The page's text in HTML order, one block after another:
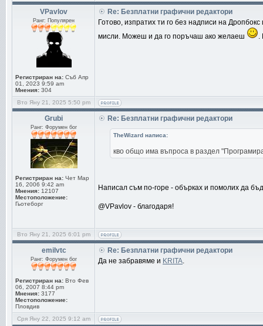
VPavlov
Ранг: Популярен
Регистриран на: Съб Апр
01, 2023 9:59 am
Мнения: 304
Re: Безплатни графични редактори
Готово, изпратих ти го без надписи на
мисли. Можеш и да го поръчаш ако желаеш
.
Вто Яну 21, 2025 5:50 pm
Grubi
Ранг: Форумен бог
Регистриран на: Чет Мар
16, 2006 9:42 am
Мнения: 12107
Местоположение:
Гьотеборг
Re: Безплатни графични редактори
TheWizard написа:
кво общо има въпроса в раздел
Написал съм по-горе - обърках и помолих да
@VPavlov - благодаря!
Вто Яну 21, 2025 6:01 pm
emilvtc
Ранг: Форумен бог
Регистриран на: Вто Фев
06, 2007 8:44 pm
Мнения: 3177
Местоположение:
Пловдив
Re: Безплатни графични редактори
Да не забравяме и KRITA.
Сря Яну 22, 2025 9:12 am